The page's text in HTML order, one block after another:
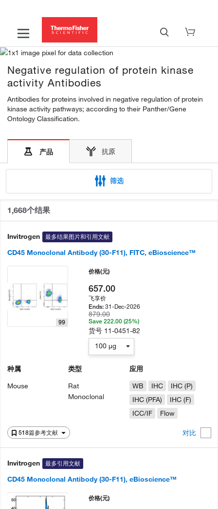
Negative regulation of protein kinase
activity Antibodies
Antibodies for proteins involved in negative regulation of protein
kinase activity pathways; according to their Panther/Gene
Ontology Classification.
产品 抗原
筛选
1,668个结果
Invitrogen 最多结果图片和引用文献
CD45 Monoclonal Antibody (30-F11), FITC, eBioscience™
518篇参考文献 对比
99
种属
Mouse
类型
Rat
Monoclonal
应用
WB
IHC
IHC (P)
IHC (PFA)
IHC (F)
ICC/IF
Flow
价格(元)
657.00
飞享价
Ends:31-Dec-2026
879.00
Save 222.00 (25%)
货号 11-0451-82
100 µg
Invitrogen 最多引用文献
CD45 Monoclonal Antibody (30-F11), eBioscience™
价格(元)